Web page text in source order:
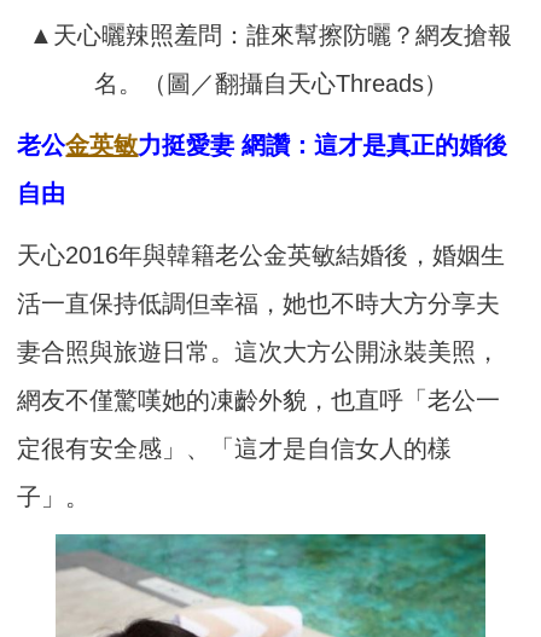
▲天心曬辣照羞問：誰來幫擦防曬？網友搶報
名。（圖／翻攝自天心Threads）
老公金英敏力挺愛妻 網讚：這才是真正的婚後
自由
天心2016年與韓籍老公金英敏結婚後，婚姻生
活一直保持低調但幸福，她也不時大方分享夫
妻合照與旅遊日常。這次大方公開泳裝美照，
網友不僅驚嘆她的凍齡外貌，也直呼「老公一
定很有安全感」、「這才是自信女人的樣
子」。